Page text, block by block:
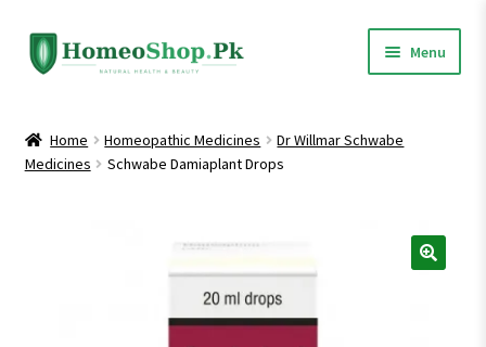
Skip
to
Skip
to
Menu
Shop All
child
menu
Home Homeopathic Medicines
Dr Willmar Schwabe
Medicines
Schwabe Damiaplant Drops